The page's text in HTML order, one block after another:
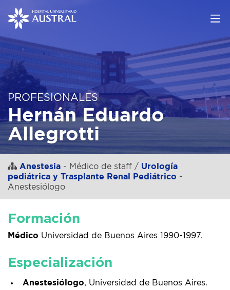
PROFESIONALES
Hernán Eduardo
Allegrotti
Anestesia - Médico de staff / Urología
pediátrica y Trasplante Renal Pediátrico -
Anestesiólogo
Formación
Médico Universidad de Buenos Aires 1990-1997.
Especialización
Anestesiólogo, Universidad de Buenos Aires.